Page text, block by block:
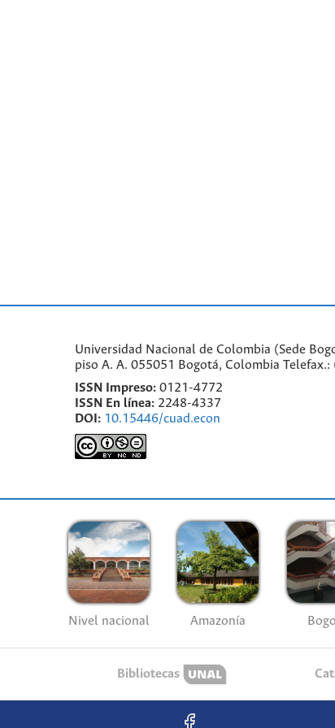
Universidad Nacional de Colombia (Sede
piso A. A. 055051 Bogotá, Colombia
ISSN Impreso: 0121-4772
ISSN En línea: 2248-4337
DOI: 10.15446/cuad.econ
Nivel nacional Amazonía
Bibliotecas